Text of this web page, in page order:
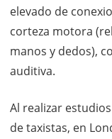
elevado de
corteza motora
manos y dedos),
auditiva.
Al realizar
de taxistas, en